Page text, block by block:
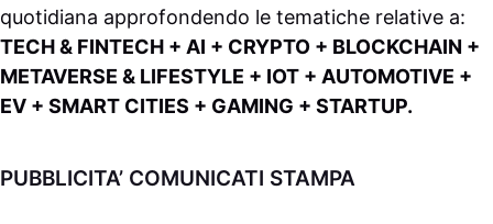
quotidiana approfondendo le tematiche relative a:
TECH & FINTECH + AI + CRYPTO + BLOCKCHAIN +
METAVERSE & LIFESTYLE + IOT + AUTOMOTIVE +
EV + SMART CITIES + GAMING + STARTUP.
PUBBLICITA’ COMUNICATI STAMPA